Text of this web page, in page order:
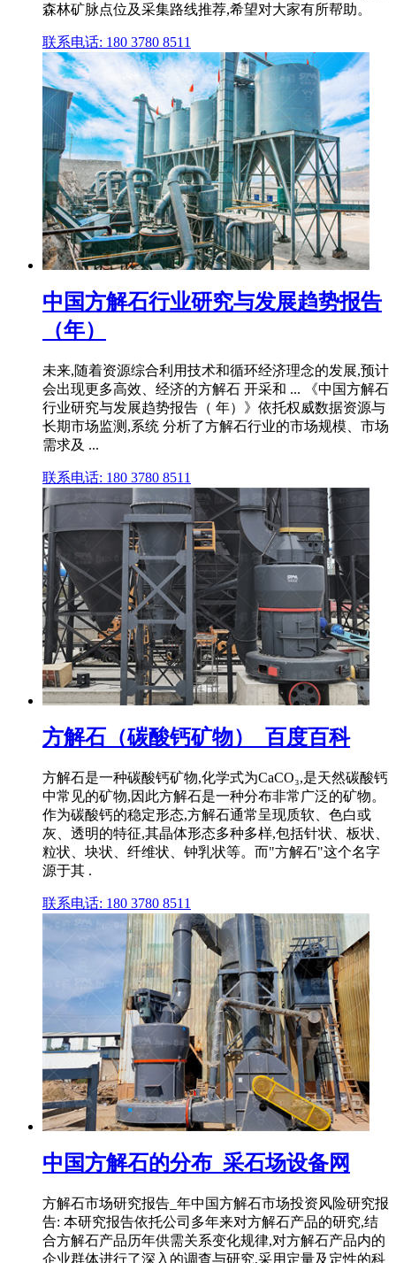
森林矿脉点位及采集路线推荐,希望对大家有所帮助。
联系电话: 180 3780 8511
中国方解石行业研究与发展趋势报告
（年）
未来,随着资源综合利用技术和循环经济理念的发展,预计
会出现更多高效、经济的方解石 开采和 ... 《中国方解石
行业研究与发展趋势报告（ 年）》依托权威数据资源与
长期市场监测,系统 分析了方解石行业的市场规模、市场
需求及 ...
联系电话: 180 3780 8511
方解石（碳酸钙矿物）_百度百科
方解石是一种碳酸钙矿物,化学式为CaCO₃,是天然碳酸钙
中常见的矿物,因此方解石是一种分布非常广泛的矿物。
作为碳酸钙的稳定形态,方解石通常呈现质软、色白或
灰、透明的特征,其晶体形态多种多样,包括针状、板状、
粒状、块状、纤维状、钟乳状等。而"方解石"这个名字
源于其 .
联系电话: 180 3780 8511
中国方解石的分布_采石场设备网
方解石市场研究报告_年中国方解石市场投资风险研究报
告: 本研究报告依托公司多年来对方解石产品的研究,结
合方解石产品历年供需关系变化规律,对方解石产品内的
企业群体进行了深入的调查与研究,采用定量及定性的科